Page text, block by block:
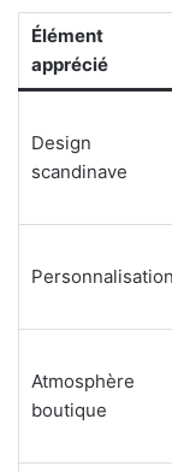
Élément
apprécié
Design
scandinave
Personnalisation
Atmosphère
boutique